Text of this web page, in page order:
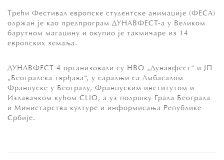
Трећи Фестивал европске студентске анимације (ФЕСА)
одржан је као предпрограм ДУНАВФЕСТ-а у Великом
барутном магацину и окупио је такмичаре из 14
европских земаља.
ДУНАВФЕСТ 4 организовали су НВО „Дунавфест“ и ЈП
„Београдска тврђава“, у сарадњи са Амбасадом
Француске у Београду, Француским институтом и
Издавачком кућом CLIO, а уз подршку Града Београда
и Министарства културе и информисања Републике
Србије.